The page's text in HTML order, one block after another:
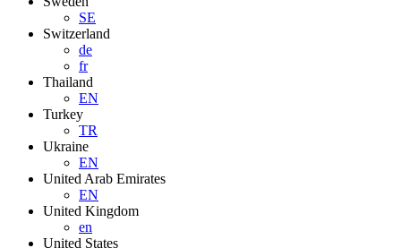
SE
Switzerland
de
fr
Thailand
EN
Turkey
TR
Ukraine
EN
United Arab Emirates
EN
United Kingdom
en
United States